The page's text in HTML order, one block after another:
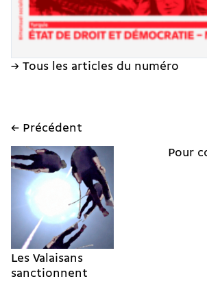
→ Tous les articles du numéro
← Précédent
Les Valaisans
sanctionnent
Pour